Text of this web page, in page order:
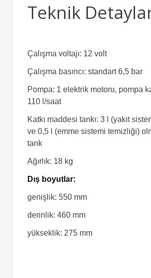
Teknik
Çalışma voltajı: 12 volt
Çalışma basıncı: standart 6,5 bar
Pompa: 1 elektrik motoru, pompa
110 l/saat
Katkı maddesi tankı: 3 l (yakıt
ve 0,5 l (emme sistemi temizliği)
tank
Ağırlık: 18 kg
Dış boyutlar:
genişlik: 550 mm
derinlik: 460 mm
yükseklik: 275 mm